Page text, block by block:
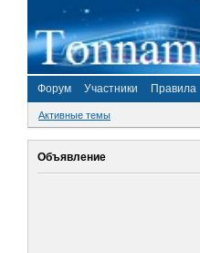
Форум Участники Правила
Активные темы
Объявление